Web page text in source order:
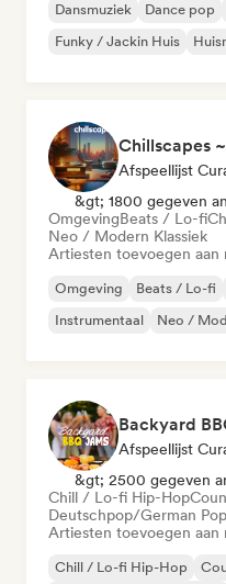
Dansmuziek Dance pop
Funky / Jackin Huis
Afspeellijst
&gt; 1800 gegeven
OmgevingBeats / Lo-fi
Neo / Modern Klassiek
Artiesten toevoegen aan
Omgeving Beats / Lo-fi
Instrumentaal
Neo /
Backyard
Afspeellijst
&gt; 2500 gegeven
Chill / Lo-fi Hip-Hop
Deutschpop/German Pop
Artiesten toevoegen aan
Chill / Lo-fi Hip-Hop